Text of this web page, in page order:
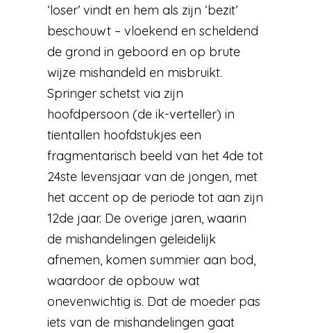
‘loser’ vindt en hem als zijn ‘bezit’
beschouwt – vloekend en scheldend
de grond in geboord en op brute
wijze mishandeld en misbruikt.
Springer schetst via zijn
hoofdpersoon (de ik-verteller) in
tientallen hoofdstukjes een
fragmentarisch beeld van het 4de tot
24ste levensjaar van de jongen, met
het accent op de periode tot aan zijn
12de jaar. De overige jaren, waarin
de mishandelingen geleidelijk
afnemen, komen summier aan bod,
waardoor de opbouw wat
onevenwichtig is. Dat de moeder pas
iets van de mishandelingen gaat